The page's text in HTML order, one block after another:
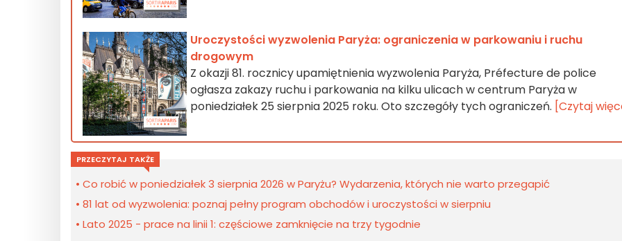
Uroczystości wyzwolenia Paryża: ograniczenia w parkowaniu i ruchu
drogowym
Z okazji 81. rocznicy upamiętnienia wyzwolenia Paryża, Préfecture de police
ogłasza zakazy ruchu i parkowania na kilku ulicach w centrum Paryża w
poniedziałek 25 sierpnia 2025 roku. Oto szczegóły tych ograniczeń. [Czytaj
PRZECZYTAJ TAKŻE
Co robić w poniedziałek 3 sierpnia 2026 w Paryżu? Wydarzenia, których nie warto przegapić
81 lat od wyzwolenia: poznaj pełny program obchodów i uroczystości w sierpniu
Lato 2025 - prace na linii 1: częściowe zamknięcie na trzy tygodnie